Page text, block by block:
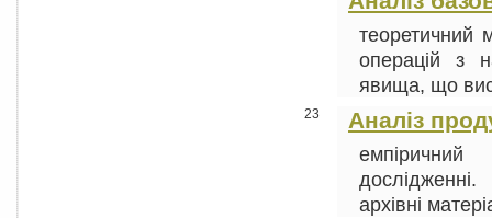
теоретичний
операцій з
явища, що
23 Аналіз
емпіричний
архівні